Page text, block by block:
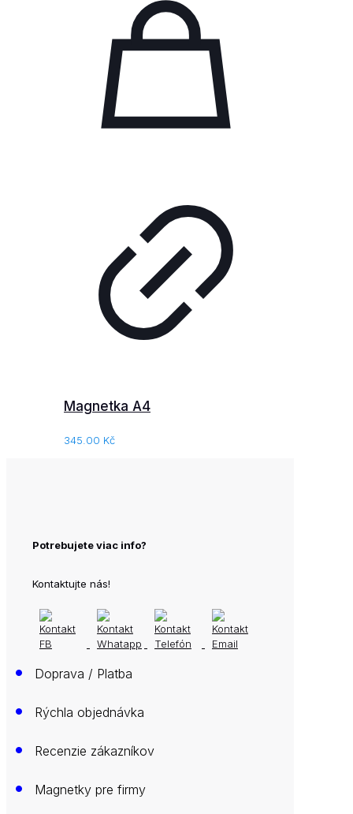
Magnetka A4
345.00 Kč
Potrebujete viac info?
Kontaktujte nás!
• Doprava / Platba
• Rýchla objednávka
• Recenzie zákazníkov
• Magnetky pre firmy